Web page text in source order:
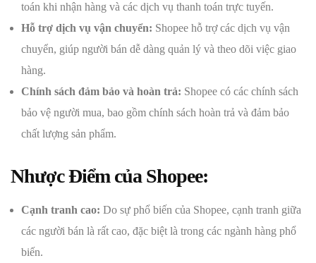
toán khi nhận hàng và các dịch vụ thanh toán trực tuyến.
Hỗ trợ dịch vụ vận chuyển: Shopee hỗ trợ các dịch vụ vận
chuyển, giúp người bán dễ dàng quản lý và theo dõi việc giao
hàng.
Chính sách đảm bảo và hoàn trả: Shopee có các chính sách
bảo vệ người mua, bao gồm chính sách hoàn trả và đảm bảo
chất lượng sản phẩm.
Nhược Điểm của Shopee:
Cạnh tranh cao: Do sự phổ biến của Shopee, cạnh tranh giữa
các người bán là rất cao, đặc biệt là trong các ngành hàng phổ
biến.